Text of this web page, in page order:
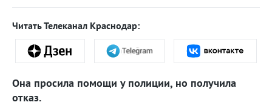
Читать Телеканал Краснодар:
Она просила помощи у полиции, но получила
отказ.